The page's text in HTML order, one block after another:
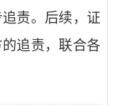
责。后续，证
追责，联合各